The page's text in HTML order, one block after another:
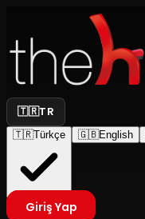
🇹🇷TR
🇹🇷Türkçe 🇬🇧English
Giriş Yap